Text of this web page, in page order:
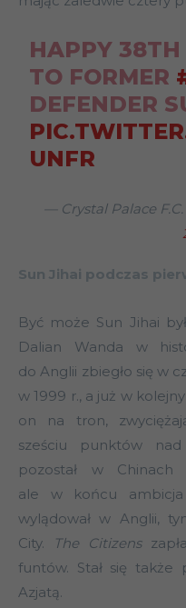
HAPPY
TO FORMER
DEFENDER
UNFR
— Crystal Palace
Sun Jihai podczas
Być może Sun Jihai
Dalian Wanda w
do Anglii zbiegło się w
w 1999 r., a już w
on na tron,
sześciu punktów
pozostał w
ale w końcu
wylądował w Anglii,
City.
The Citizens
funtów. Stał się
Azjatą.